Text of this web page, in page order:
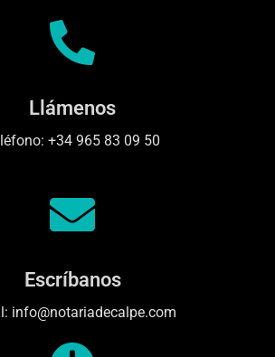
Llámenos
+34 965 83 09 50
Escríbanos
info@notariadecalpe.com